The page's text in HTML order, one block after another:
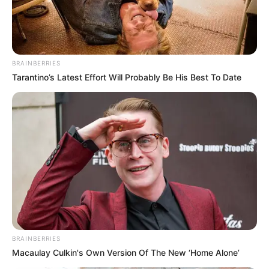
ser un exintegrante de la Fuerza Pública en condición de
retiro.En un intento por defenderse, el hombre
desenfundó su arma de fuego y disparó contra los
presuntos delincuentes.
Lo que parecía una reacción de defensa se convirtió en
una tragedia. En medio del intercambio de disparos,
Vanesa Reyes León, quien transitaba por el lugar y no
tenía ninguna relación con el asalto, fue impactada por
una bala.A pesar de los esfuerzos de los testigos y los
debido a la gravedad de sus heridas .
BRAINBERRIES
Tarantino’s Latest Effort Will Probably Be His Best To Date
BRAINBERRIES
Macaulay Culkin's Own Version Of The New ‘Home Alone’